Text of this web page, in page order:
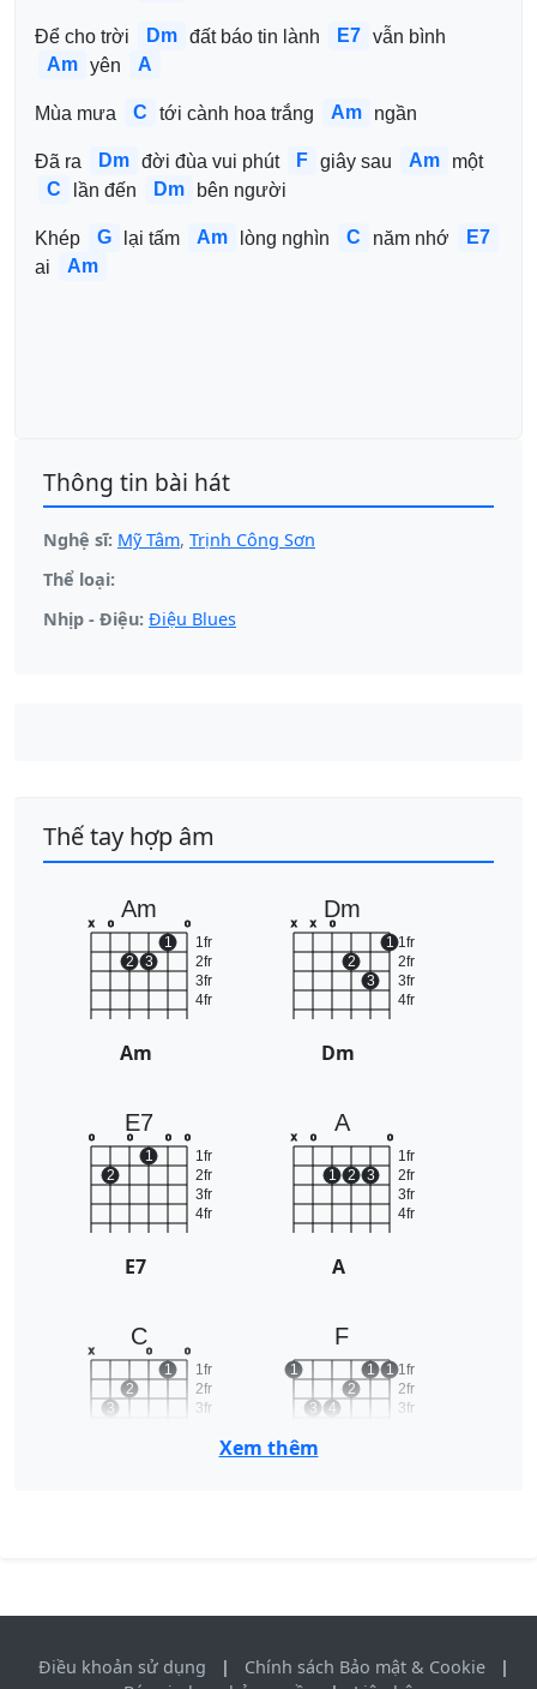
Để cho trời Dm đất báo tin lành E7 vẫn bình
Am yên A
Mùa mưa C tới cành hoa trắng Am ngần
Đã ra Dm đời đùa vui phút F giây sau Am
một
C
lần đến Dm bên người
Khép G lại tấm Am lòng nghìn C năm nhớ
E7
ai
Am
Thông tin bài hát
Nghệ sĩ: Mỹ Tâm, Trịnh Công Sơn
Thể loại:
Nhịp - Điệu: Điệu Blues
Thế tay hợp âm
Am
1fr
2fr
3fr
4fr
x o
2 3
1
o
Am
Dm
1fr
2fr
3fr
4fr
x x o
2
3
1
Dm
E7
1fr
2fr
3fr
4fr
o
2
o
1
o o
E7
A
1fr
2fr
3fr
4fr
x o
1 2 3
o
A
C
1fr
2fr
3fr
x
3
2
o
1
o
F
1fr
2fr
3fr
1
3 4
2
1 1
Xem thêm
Điều khoản sử dụng | Chính sách Bảo mật & Cookie
|